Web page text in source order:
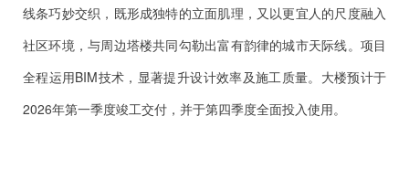
线条巧妙交织，既形成独特的立面肌理，又以更宜人的尺度融入
社区环境，与周边塔楼共同勾勒出富有韵律的城市天际线。项目
全程运用BIM技术，显著提升设计效率及施工质量。大楼预计于
2026年第一季度竣工交付，并于第四季度全面投入使用。